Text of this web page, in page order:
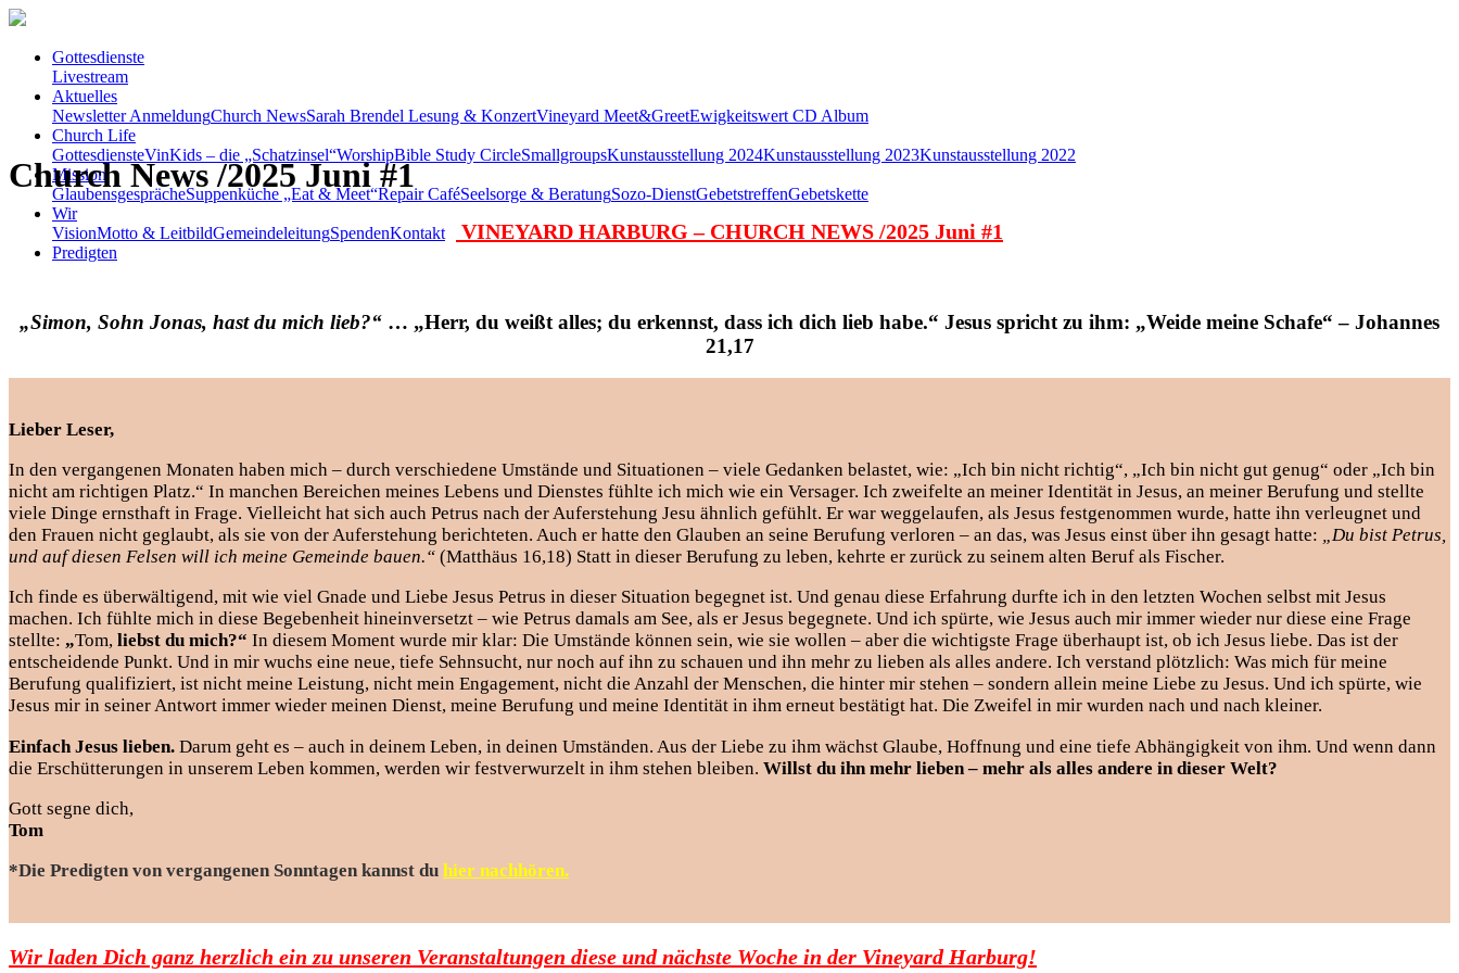
Gottesdienste
Livestream
Aktuelles
Newsletter AnmeldungChurch NewsSarah Brendel Lesung & KonzertVineyard Meet&GreetEwigkeitswert CD Album
Church Life
GottesdiensteVinKids – die „Schatzinsel“WorshipBible Study CircleSmallgroupsKunstausstellung 2024Kunstausstellung 2023Kunstausstellung 2022
Mission
GlaubensgesprächeSuppenküche „Eat & Meet“Repair CaféSeelsorge & BeratungSozo-DienstGebetstreffenGebetskette
Wir
VisionMotto & LeitbildGemeindeleitungSpendenKontakt
Predigten
Church News /2025 Juni #1
VINEYARD HARBURG – CHURCH NEWS /2025 Juni #1
„Simon, Sohn Jonas, hast du mich lieb?“ … „Herr, du weißt alles; du erkennst, dass ich dich lieb habe.“ Jesus spricht zu ihm: „Weide meine Schafe“ – Johannes
21,17
Lieber Leser,
In den vergangenen Monaten haben mich – durch verschiedene Umstände und Situationen – viele Gedanken belastet, wie: „Ich bin nicht richtig“, „Ich bin nicht gut genug“ oder „Ich bin
nicht am richtigen Platz.“ In manchen Bereichen meines Lebens und Dienstes fühlte ich mich wie ein Versager. Ich zweifelte an meiner Identität in Jesus, an meiner Berufung und stellte
viele Dinge ernsthaft in Frage. Vielleicht hat sich auch Petrus nach der Auferstehung Jesu ähnlich gefühlt. Er war weggelaufen, als Jesus festgenommen wurde, hatte ihn verleugnet und
den Frauen nicht geglaubt, als sie von der Auferstehung berichteten. Auch er hatte den Glauben an seine Berufung verloren – an das, was Jesus einst über ihn gesagt hatte: „Du bist Petrus,
und auf diesen Felsen will ich meine Gemeinde bauen.“ (Matthäus 16,18) Statt in dieser Berufung zu leben, kehrte er zurück zu seinem alten Beruf als Fischer.
Ich finde es überwältigend, mit wie viel Gnade und Liebe Jesus Petrus in dieser Situation begegnet ist. Und genau diese Erfahrung durfte ich in den letzten Wochen selbst mit Jesus
machen. Ich fühlte mich in diese Begebenheit hineinversetzt – wie Petrus damals am See, als er Jesus begegnete. Und ich spürte, wie Jesus auch mir immer wieder nur diese eine Frage
stellte: „Tom, liebst du mich?“ In diesem Moment wurde mir klar: Die Umstände können sein, wie sie wollen – aber die wichtigste Frage überhaupt ist, ob ich Jesus liebe. Das ist der
entscheidende Punkt. Und in mir wuchs eine neue, tiefe Sehnsucht, nur noch auf ihn zu schauen und ihn mehr zu lieben als alles andere. Ich verstand plötzlich: Was mich für meine
Berufung qualifiziert, ist nicht meine Leistung, nicht mein Engagement, nicht die Anzahl der Menschen, die hinter mir stehen – sondern allein meine Liebe zu Jesus. Und ich spürte, wie
Jesus mir in seiner Antwort immer wieder meinen Dienst, meine Berufung und meine Identität in ihm erneut bestätigt hat. Die Zweifel in mir wurden nach und nach kleiner.
Einfach Jesus lieben. Darum geht es – auch in deinem Leben, in deinen Umständen. Aus der Liebe zu ihm wächst Glaube, Hoffnung und eine tiefe Abhängigkeit von ihm. Und wenn dann
die Erschütterungen in unserem Leben kommen, werden wir festverwurzelt in ihm stehen bleiben. Willst du ihn mehr lieben – mehr als alles andere in dieser Welt?
Gott segne dich,
Tom
*Die Predigten von vergangenen Sonntagen kannst du hier nachhören.
Wir laden Dich ganz herzlich ein zu unseren Veranstaltungen diese und nächste Woche in der Vineyard Harburg!